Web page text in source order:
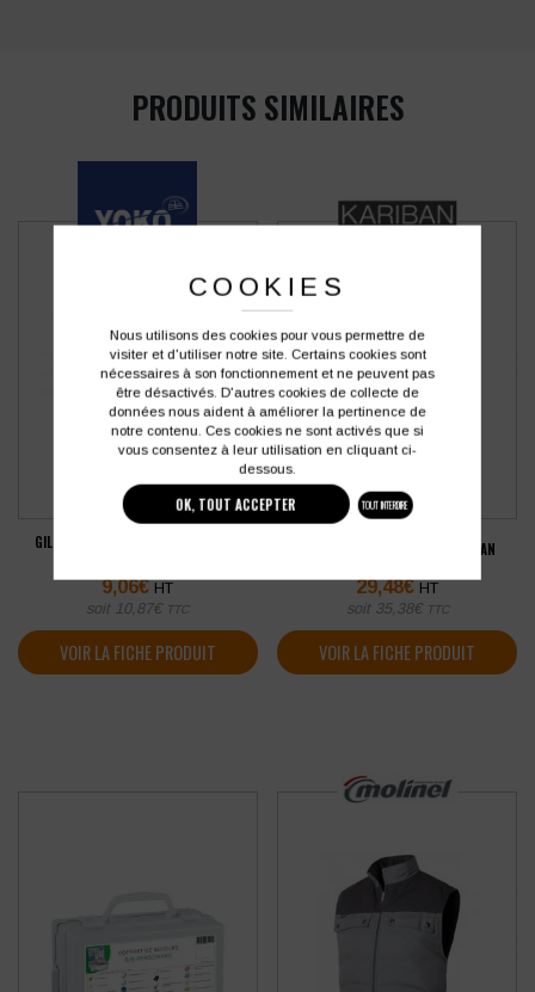
PRODUITS SIMILAIRES
GILET MULTIFONCTION YOKO HAUTE
9,06€ HT
soit 10,87€ TTC
VOIR LA FICHE PRODUIT
SWEAT-SHIRT COL ZIPPÉ KARIBAN
29,48€ HT
soit 35,38€ TTC
VOIR LA FICHE PRODUIT
COOKIES
Nous utilisons des cookies pour vous permettre de
visiter et d'utiliser notre site. Certains cookies sont
nécessaires à son fonctionnement et ne peuvent pas
être désactivés. D'autres cookies de collecte de
données nous aident à améliorer la pertinence de
notre contenu. Ces cookies ne sont activés que si
vous consentez à leur utilisation en cliquant ci-
dessous.
OK, TOUT ACCEPTER TOUT INTERDIRE